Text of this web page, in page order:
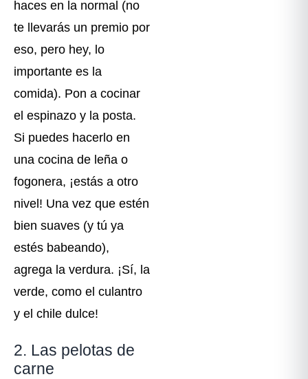
haces en la normal (no
te llevarás un premio por
eso, pero hey, lo
importante es la
comida). Pon a cocinar
el espinazo y la posta.
Si puedes hacerlo en
una cocina de leña o
fogonera, ¡estás a otro
nivel! Una vez que estén
bien suaves (y tú ya
estés babeando),
agrega la verdura. ¡Sí, la
verde, como el culantro
y el chile dulce!
2. Las pelotas de
carne